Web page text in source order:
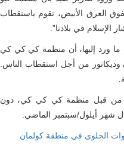
العرق الأبيض، تقوم باستقطاب
الإسلام في بلادنا”.
ما ورد إليها، أن منظمة كي كي كي
من أجل استقطاب الناس.
من قبل منظمة كي كي كي، دون
شهر أيلول/سبتمبر الماضي.
الحلوى في منطقة كولمان